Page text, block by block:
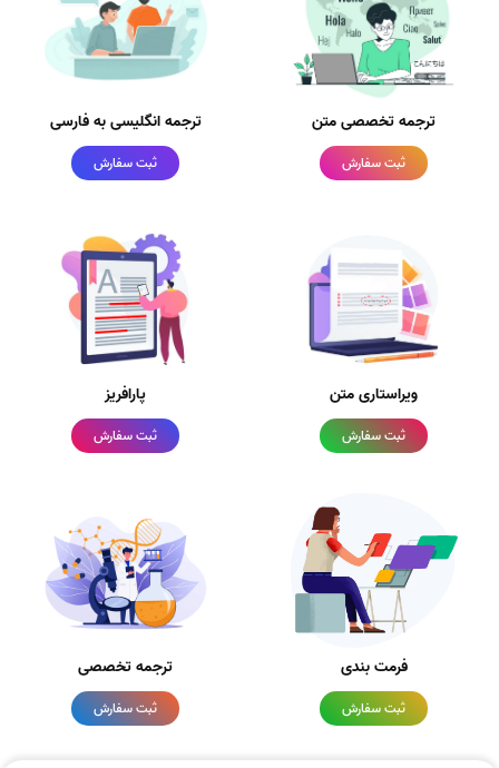
ترجمه تخصصی متن
ثبت سفارش
ترجمه انگلیسی به فارسی
ثبت سفارش
ویراستاری متن
ثبت سفارش
پارافریز
ثبت سفارش
فرمت بندی
ثبت سفارش
ترجمه تخصصی
ثبت سفارش